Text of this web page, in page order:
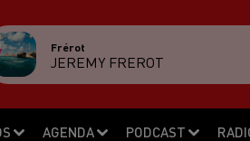
AGENDA PODCAST
Frérot
JEREMY FREROT